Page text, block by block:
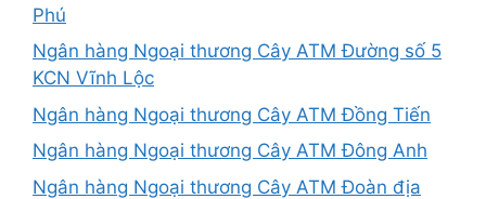
Phú
Ngân hàng Ngoại thương Cây ATM Đường số 5
KCN Vĩnh Lộc
Ngân hàng Ngoại thương Cây ATM Đồng Tiến
Ngân hàng Ngoại thương Cây ATM Đông Anh
Ngân hàng Ngoại thương Cây ATM Đoàn địa